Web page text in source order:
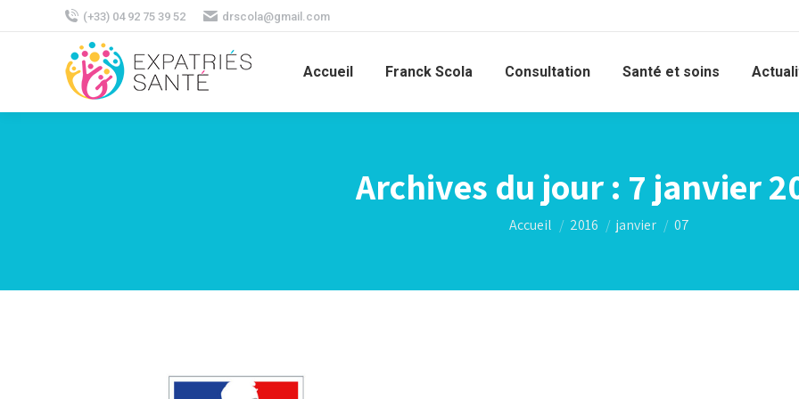
(+33) 04 92 75 39 52 drscola@gmail.com
Accueil Franck Scola Consultation Santé et soins
Archives du jour : 7 janvier
Vous êtes ici :
Accueil 2016 janvier 07